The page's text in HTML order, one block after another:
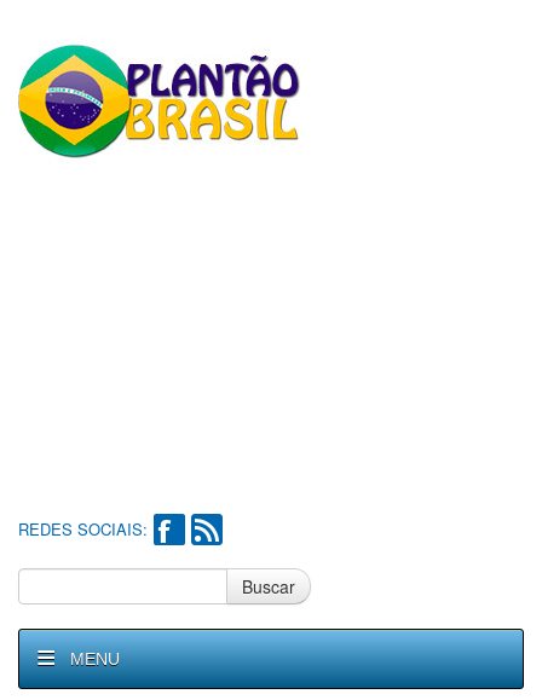
REDES SOCIAIS:
Buscar
MENU